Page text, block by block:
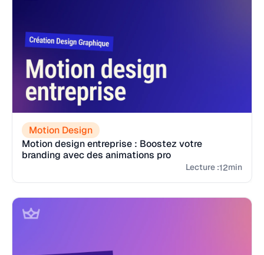
Motion Design
Motion design entreprise : Boostez votre
branding avec des animations pro
Lecture :12min